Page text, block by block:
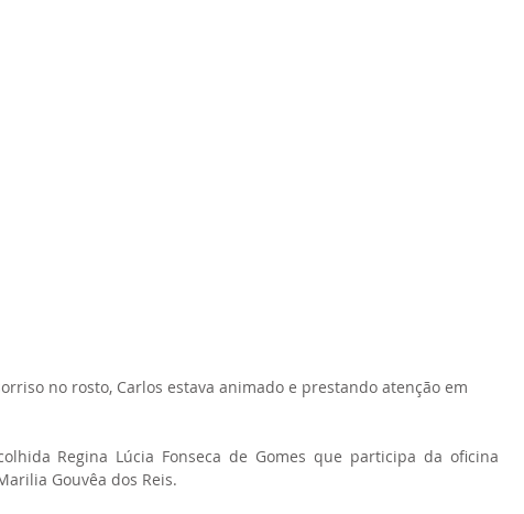
no rosto, Carlos estava animado e prestando atenção em
Regina Lúcia Fonseca de Gomes que participa da oficina
Gouvêa dos Reis.